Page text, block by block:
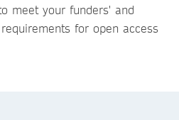
meet your funders' and
for open access